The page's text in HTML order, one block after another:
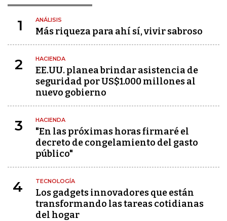
1 ANÁLISIS
Más riqueza para ahí sí, vivir sabroso
2 HACIENDA
EE.UU. planea brindar asistencia de
seguridad por US$1.000 millones al
nuevo gobierno
3 HACIENDA
"En las próximas horas firmaré el
decreto de congelamiento del gasto
público"
4 TECNOLOGÍA
Los gadgets innovadores que están
transformando las tareas cotidianas
del hogar